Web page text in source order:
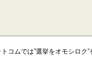
コムでは”選挙をオモシロク